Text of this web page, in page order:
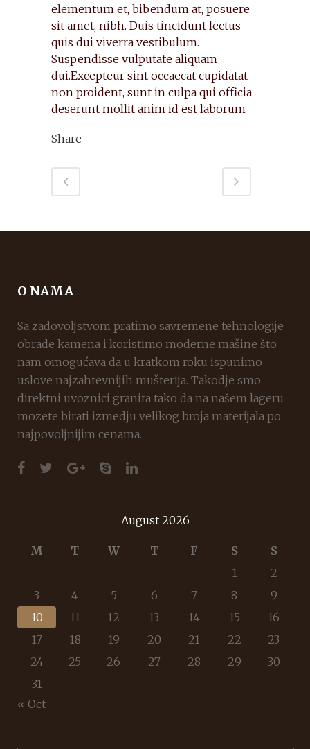
elementum et, bibendum at, posuere
sit amet, nibh. Duis tincidunt lectus
quis dui viverra vestibulum.
Suspendisse vulputate aliquam
dui.Excepteur sint occaecat cupidatat
non proident, sunt in culpa qui officia
deserunt mollit anim id est laborum
Share
O NAMA
Sa zadovoljstvom pratimo savremene tehnologije
obrade kamena i koristimo moderne mašine što
nam omogućava da u kratkom roku ispunimo
uslove najzahtevnijih mušterija. Takodje smo
direktni uvoznici granita tako da na našem lageru
mozete birati izmedju velikog broja materijala po
najpovoljnijim cenama.
August 2026
M T W T F S
S
1
2
3
4 5 6 7 8
9
10
11 12 13 14 15
16
17
18 19 20 21 22
23
24
25 26 27 28 29
30
31
« Oct